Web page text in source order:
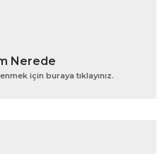
bilgiler bulunuyor.
Nerede
için buraya tıklayınız.